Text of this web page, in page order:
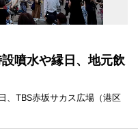
噴水や縁日、地元飲
、TBS赤坂サカス広場（港区